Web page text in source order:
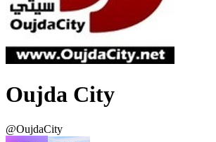
Oujda City
@OujdaCity